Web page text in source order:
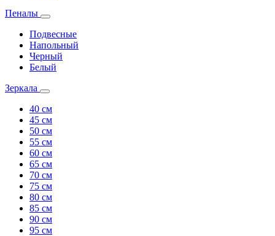
Пеналы
Подвесные
Напольный
Черный
Белый
Зеркала
40 см
45 см
50 см
55 см
60 см
65 см
70 см
75 см
80 см
85 см
90 см
95 см